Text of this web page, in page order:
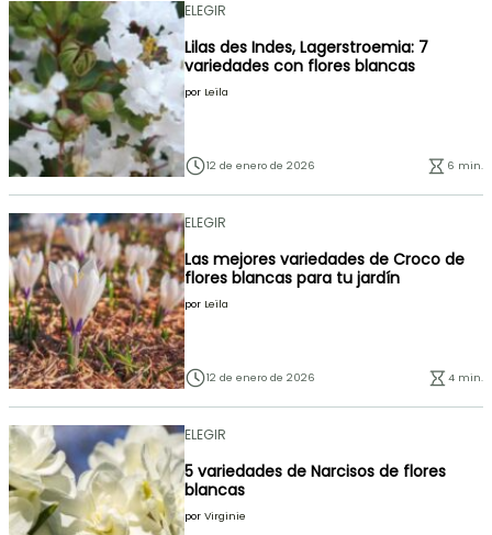
ELEGIR
Lilas des Indes, Lagerstroemia: 7
variedades con flores blancas
por Leïla
12 de enero de 2026 6 min.
ELEGIR
Las mejores variedades de Croco de
flores blancas para tu jardín
por Leïla
12 de enero de 2026 4 min.
ELEGIR
5 variedades de Narcisos de flores
blancas
por Virginie